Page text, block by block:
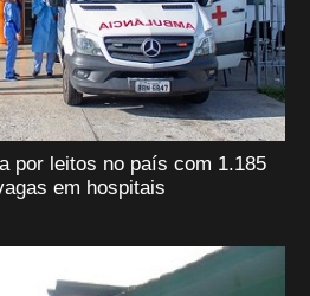
por leitos no país com 1.185
em hospitais